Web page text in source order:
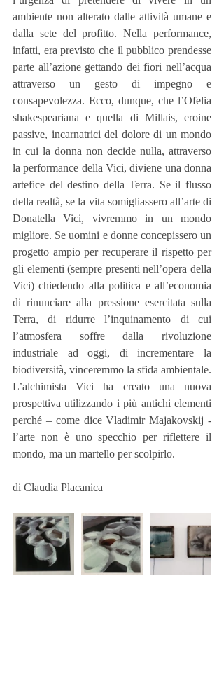
ambiente non alterato dalle attività umane e
dalla sete del profitto. Nella performance,
infatti, era previsto che il pubblico prendesse
parte all’azione gettando dei fiori nell’acqua
attraverso un gesto di impegno e
consapevolezza. Ecco, dunque, che l’Ofelia
shakespeariana e quella di Millais, eroine
passive, incarnatrici del dolore di un mondo
in cui la donna non decide nulla, attraverso
la performance della Vici, diviene una donna
artefice del destino della Terra. Se il flusso
della realtà, se la vita somigliassero all’arte di
Donatella Vici, vivremmo in un mondo
migliore. Se uomini e donne concepissero un
progetto ampio per recuperare il rispetto per
gli elementi (sempre presenti nell’opera della
Vici) chiedendo alla politica e all’economia
di rinunciare alla pressione esercitata sulla
Terra, di ridurre l’inquinamento di cui
l’atmosfera soffre dalla rivoluzione
industriale ad oggi, di incrementare la
biodiversità, vinceremmo la sfida ambientale.
L’alchimista Vici ha creato una nuova
prospettiva utilizzando i più antichi elementi
perché – come dice Vladimir Majakovskij -
l’arte non è uno specchio per riflettere il
mondo, ma un martello per scolpirlo.
di Claudia Placanica